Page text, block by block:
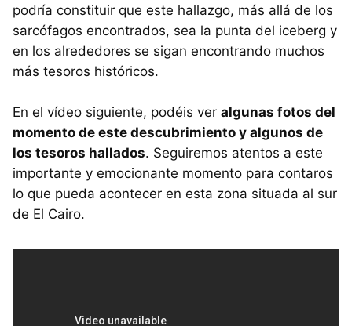
podría constituir que este hallazgo, más allá de los
sarcófagos encontrados, sea la punta del iceberg y
en los alrededores se sigan encontrando muchos
más tesoros históricos.
En el vídeo siguiente, podéis ver algunas fotos del
momento de este descubrimiento y algunos de
los tesoros hallados. Seguiremos atentos a este
importante y emocionante momento para contaros
lo que pueda acontecer en esta zona situada al sur
de El Cairo.